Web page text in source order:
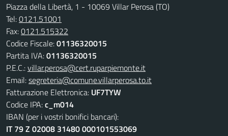
Piazza della Libertà, 1 - 10069 Villar Perosa (TO)
Tel:0121.51001
Fax:0121.515322
Codice Fiscale:01136320015
Partita IVA:01136320015
P.E.C.:villar.perosa@cert.ruparpiemonte.it
Email:segreteria@comune.villarperosa.to.it
Fatturazione Elettronica: UF7TYW
Codice IPA:c_m014
IBAN (per i vostri bonifici bancari):
IT 79 Z 02008 31480 000101553069